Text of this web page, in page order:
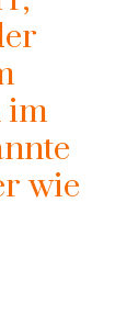
im
wie